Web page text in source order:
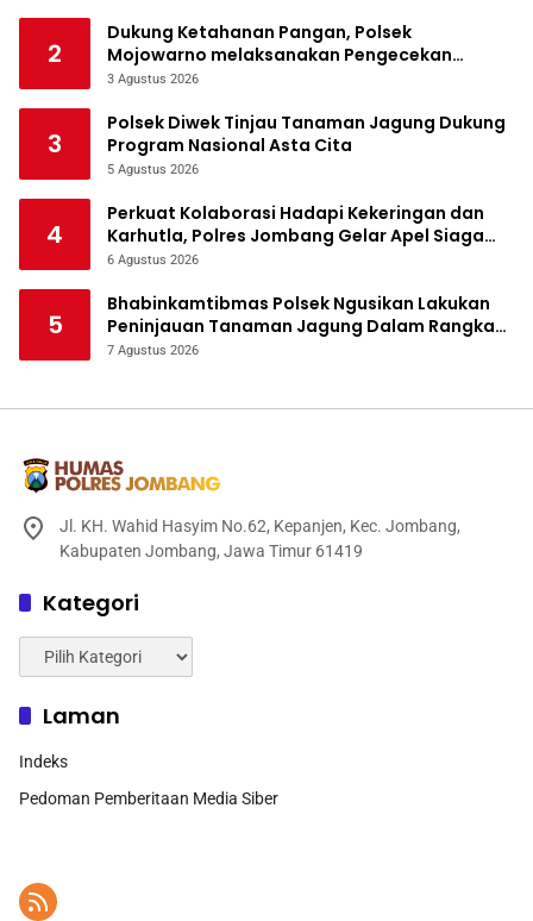
2
Dukung Ketahanan Pangan, Polsek
Mojowarno melaksanakan Pengecekan
Tanaman Jagung
3 Agustus 2026
3
Polsek Diwek Tinjau Tanaman Jagung Dukung
Program Nasional Asta Cita
5 Agustus 2026
4
Perkuat Kolaborasi Hadapi Kekeringan dan
Karhutla, Polres Jombang Gelar Apel Siaga
Bencana
6 Agustus 2026
5
Bhabinkamtibmas Polsek Ngusikan Lakukan
Peninjauan Tanaman Jagung Dalam Rangka
Mendukung Ketahanan Pangan
7 Agustus 2026
Jl. KH. Wahid Hasyim No.62, Kepanjen, Kec. Jombang,
Kabupaten Jombang, Jawa Timur 61419
Kategori
Kategori
Laman
Indeks
Pedoman Pemberitaan Media Siber